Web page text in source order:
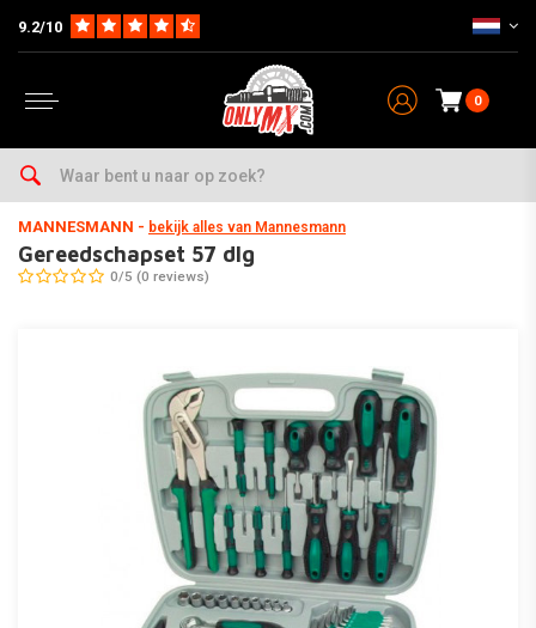
9.2/10
0
Home Onderhoud & Werkplaats
MANNESMANN - bekijk alles van Mannesmann
Gereedschapset 57 dlg
0/5 (0 reviews)